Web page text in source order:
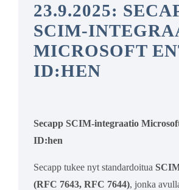
23.9.2025:
SCIM-
MICROSOFT
ID:HEN
Secapp SCIM-integraatio
ID:hen
Secapp tukee nyt standardoitua
(RFC 7643, RFC 7644), jonka